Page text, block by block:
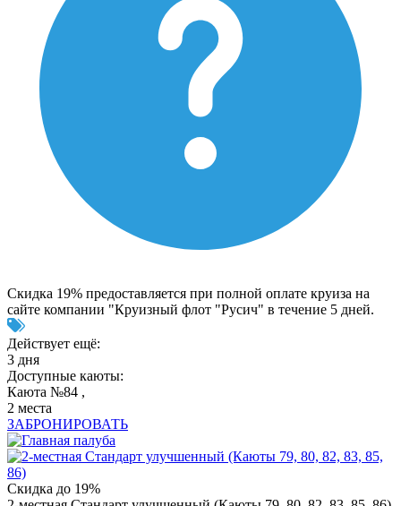
Скидка 19% предоставляется при полной оплате круиза на
сайте компании "Круизный флот "Русич" в течение 5 дней.
Действует ещё:
3 дня
Доступные каюты:
Каюта №84 ,
2 места
ЗАБРОНИРОВАТЬ
Скидка до 19%